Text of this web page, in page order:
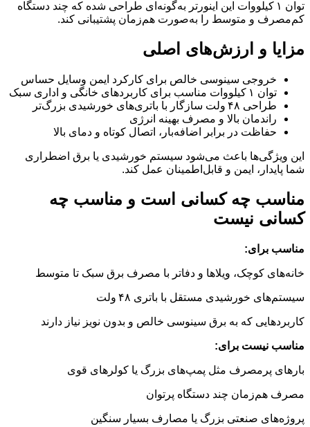
توان ۱ کیلووات این اینورتر به‌گونه‌ای طراحی شده که چند دستگاه
کم‌مصرف و متوسط را به‌صورت هم‌زمان پشتیبانی کند.
مزایا و ارزش‌های اصلی
خروجی سینوسی خالص برای کارکرد ایمن وسایل حساس
توان ۱ کیلووات مناسب برای کاربردهای خانگی و اداری سبک
طراحی ۴۸ ولت سازگار با باتری‌های خورشیدی بزرگ‌تر
راندمان بالا و مصرف بهینه انرژی
حفاظت در برابر اضافه‌بار، اتصال کوتاه و دمای بالا
این ویژگی‌ها باعث می‌شود سیستم خورشیدی یا برق اضطراری
شما پایدار، ایمن و قابل‌اطمینان عمل کند.
مناسب چه کسانی است و مناسب چه
کسانی نیست
مناسب برای:
خانه‌های کوچک، ویلاها و دفاتر با مصرف برق سبک تا متوسط
سیستم‌های خورشیدی مستقل با باتری ۴۸ ولت
کاربردهایی که به برق سینوسی خالص و بدون نویز نیاز دارند
مناسب نیست برای:
بارهای پرمصرف مثل پمپ‌های بزرگ یا کولرهای قوی
مصرف هم‌زمان چند دستگاه پرتوان
پروژه‌های صنعتی بزرگ یا مصارف بسیار سنگین